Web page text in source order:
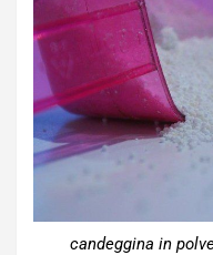
candeggina in